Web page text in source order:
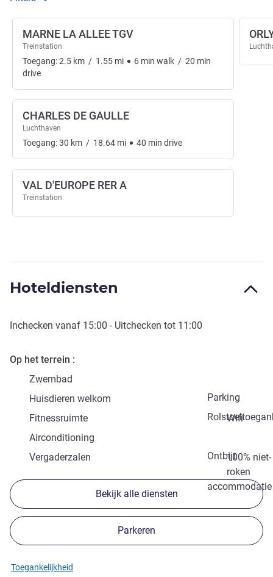
MARNE LA ALLEE TGV
Treinstation
Toegang:2.5 km / 1.55 mi 6 min walk / 20 min
drive
CHARLES DE GAULLE
Luchthaven
Toegang:30 km / 18.64 mi 40 min drive
VAL D'EUROPE RER A
Treinstation
Hoteldiensten
Inchecken vanaf 15:00 - Uitchecken tot 11:00
Op het terrein
Zwembad
Parking
Huisdieren welkom
Fitnessruimte
Wifi
Airconditioning
Ontbijt
Vergaderzalen
100% niet-
roken
accommodatie
Bekijk alle diensten
Parkeren
Toegankelijkheid